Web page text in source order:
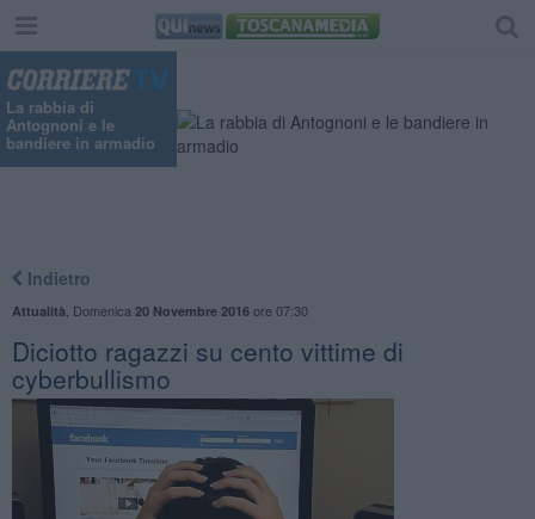
La rabbia di
Antognoni e le
bandiere in armadio
Indietro
Attualità Domenica 20 Novembre 2016ore 07:30
Diciotto ragazzi su cento vittime di
cyberbullismo